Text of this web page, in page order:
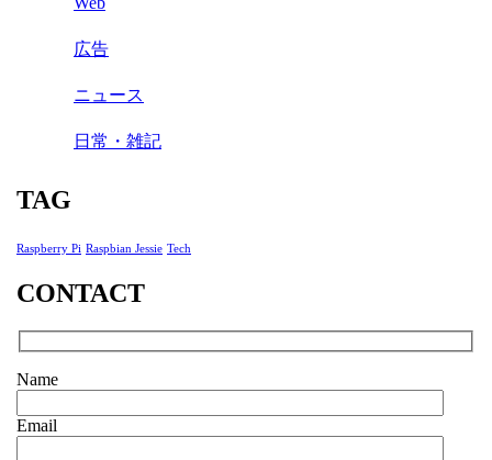
広告
ニュース
日常・雑記
TAG
Raspberry Pi Raspbian Jessie Tech
CONTACT
Name
Email